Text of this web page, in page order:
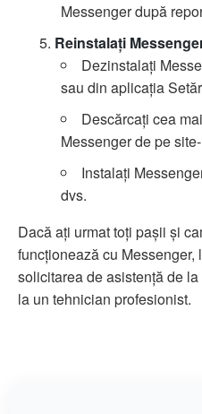
Messenger după
Reinstalați
Dezinstalați
sau din aplicația
Descărcați cea
Messenger de pe
Instalați
dvs.
Dacă ați urmat toți pașii și
funcționează cu
solicitarea de asistență de
la un tehnician profesionist.